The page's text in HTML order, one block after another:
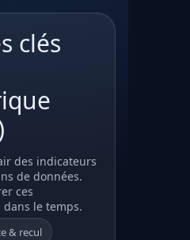
clés
des indicateurs
de données.
ces
le temps.
& recul